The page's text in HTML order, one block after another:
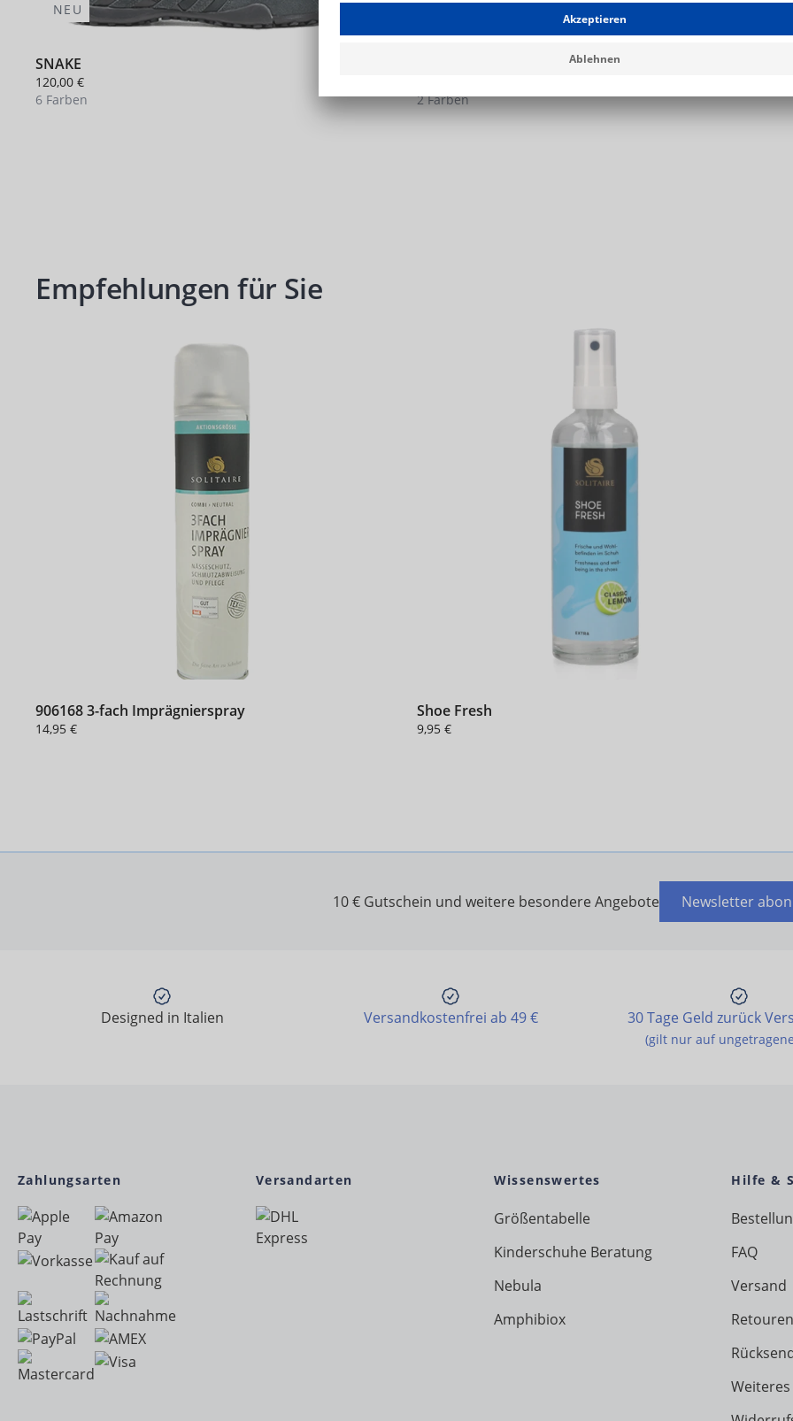
NEU
SNAKE
120,00 €
6 Farben
2 Farben
Produktgalerie überspringen
Empfehlungen für Sie
906168 3-fach Imprägnierspray
14,95 €
Shoe Fresh
9,95 €
10 € Gutschein und weitere besondere Angebote Newsletter
Designed in Italien Versandkostenfrei ab 49 € 30 Tage Geld zurück
(gilt nur auf
Zahlungsarten Versandarten Wissenswertes
Größentabelle
Kinderschuhe Beratung
Nebula
Amphibiox
Hilfe &
FAQ
Versand
Weiteres